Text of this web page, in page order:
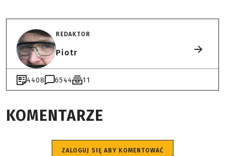
REDAKTOR
Piotr
4408 6544 11
KOMENTARZE
ZALOGUJ SIĘ ABY KOMENTOWAĆ